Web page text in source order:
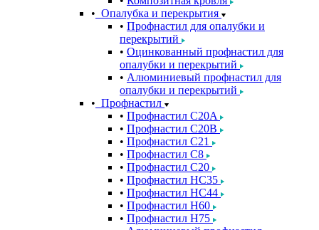
Опалубка и перекрытия
Профнастил для опалубки и
перекрытий
Оцинкованный профнастил для
опалубки и перекрытий
Алюминиевый профнастил для
опалубки и перекрытий
Профнастил
Профнастил С20A
Профнастил С20B
Профнастил С21
Профнастил С8
Профнастил С20
Профнастил НС35
Профнастил НС44
Профнастил Н60
Профнастил Н75